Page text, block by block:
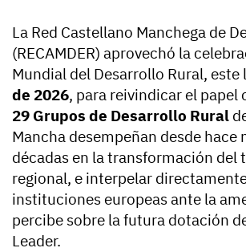
La Red Castellano Manchega de
(RECAMDER) aprovechó la
Mundial del Desarrollo Rural, este
de 2026, para reivindicar el papel
29 Grupos de Desarrollo Rural
Mancha desempeñan desde hace
décadas en la transformación del
regional, e interpelar
instituciones europeas ante la
percibe sobre la futura dotación
Leader.